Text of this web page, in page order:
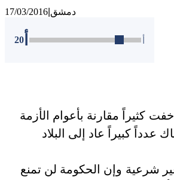
17/03/2016 دمشق
20
كثيراً مقارنة بأعوام الأزمة
عدداً كبيراً عاد إلى البلاد
شرعية وإن الحكومة لن تمنع